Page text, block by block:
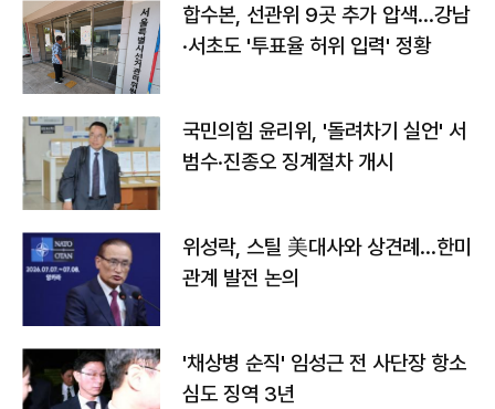
합수본, 선관위 9곳 추가 압색…강남
·서초도 '투표율 허위 입력' 정황
국민의힘 윤리위, '돌려차기 실언' 서
범수·진종오 징계절차 개시
위성락, 스틸 美대사와 상견례…한미
관계 발전 논의
'채상병 순직' 임성근 전 사단장 항소
심도 징역 3년